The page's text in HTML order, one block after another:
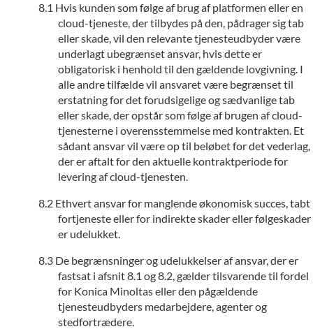
Hvis kunden som følge af brug af platformen eller en
cloud-tjeneste, der tilbydes på den, pådrager sig tab
eller skade, vil den relevante tjenesteudbyder være
underlagt ubegrænset ansvar, hvis dette er
obligatorisk i henhold til den gældende lovgivning. I
alle andre tilfælde vil ansvaret være begrænset til
erstatning for det forudsigelige og sædvanlige tab
eller skade, der opstår som følge af brugen af cloud-
tjenesterne i overensstemmelse med kontrakten. Et
sådant ansvar vil være op til beløbet for det vederlag,
der er aftalt for den aktuelle kontraktperiode for
levering af cloud-tjenesten.
Ethvert ansvar for manglende økonomisk succes, tabt
fortjeneste eller for indirekte skader eller følgeskader
er udelukket.
De begrænsninger og udelukkelser af ansvar, der er
fastsat i afsnit 8.1 og 8.2, gælder tilsvarende til fordel
for Konica Minoltas eller den pågældende
tjenesteudbyders medarbejdere, agenter og
stedfortrædere.